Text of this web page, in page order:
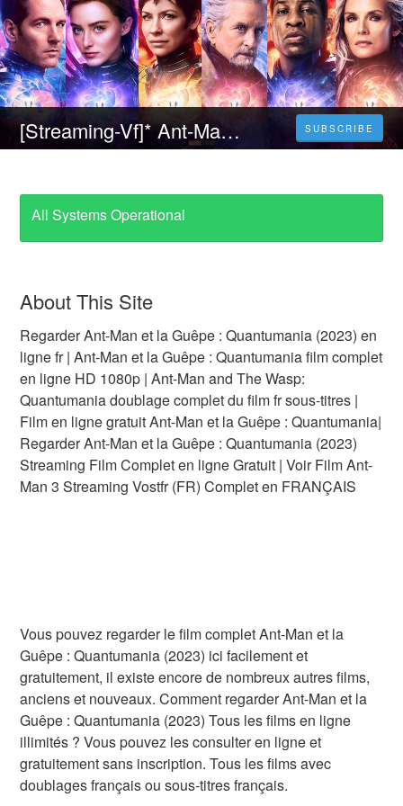
[Streaming-Vf]* Ant-Man et la Guêpe : Quantumania (2023) Film Complet En Ligne Français Gratuit SUBSCRIBE
All Systems Operational
About This Site
Regarder Ant-Man et la Guêpe : Quantumania (2023) en
ligne fr | Ant-Man et la Guêpe : Quantumania film complet
en ligne HD 1080p | Ant-Man and The Wasp:
Quantumania doublage complet du film fr sous-titres |
Film en ligne gratuit Ant-Man et la Guêpe : Quantumania|
Regarder Ant-Man et la Guêpe : Quantumania (2023)
Streaming Film Complet en ligne Gratuit | Voir Film Ant-
Man 3 Streaming Vostfr (FR) Complet en FRANÇAIS
Vous pouvez regarder le film complet Ant-Man et la
Guêpe : Quantumania (2023) ici facilement et
gratuitement, il existe encore de nombreux autres films,
anciens et nouveaux. Comment regarder Ant-Man et la
Guêpe : Quantumania (2023) Tous les films en ligne
illimités ? Vous pouvez les consulter en ligne et
gratuitement sans inscription. Tous les films avec
doublages français ou sous-titres français.